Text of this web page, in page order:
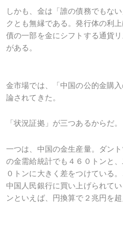
しかも、金は「誰の債務でもな
クとも無縁である。発行体の利
債の一部を金にシフトする通貨
がある。
金市場では、「中国の公的金購
論されてきた。
「状況証拠」が三つあるからだ。
一つは、中国の金生産量。ダン
の金需給統計でも４６０トンと
０トンに大きく差をつけている
中国人民銀行に買い上げられて
ンといえば、円換算で２兆円を超